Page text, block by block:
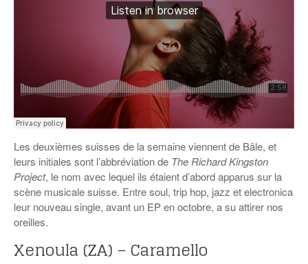
Les deuxièmes suisses de la semaine viennent de Bâle, et
leurs initiales sont l’abbréviation de The Richard Kingston
Project, le nom avec lequel ils étaient d’abord apparus sur la
scène musicale suisse. Entre soul, trip hop, jazz et electronica
leur nouveau single, avant un EP en octobre, a su attirer nos
oreilles.
Xenoula (ZA) – Caramello